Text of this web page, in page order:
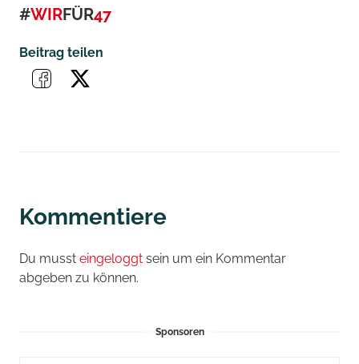
#WIRFÜR47
Beitrag teilen
Kommentiere
Du musst eingeloggt sein um ein Kommentar
abgeben zu können.
Sponsoren